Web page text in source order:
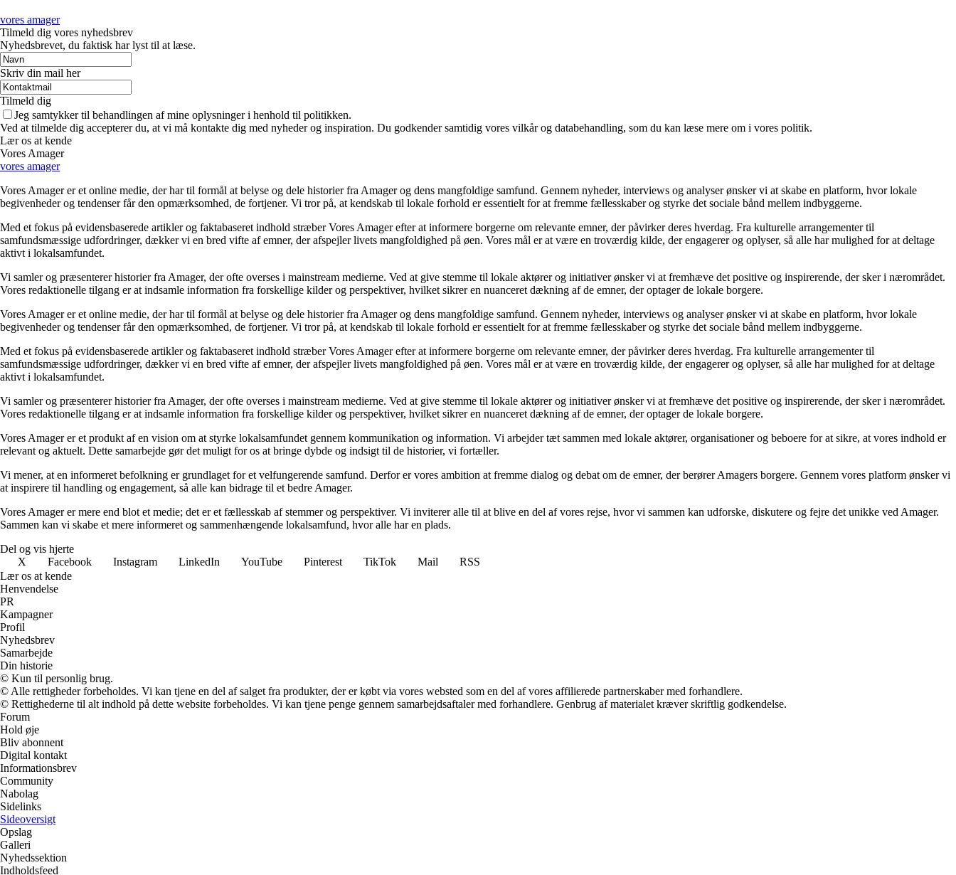
vores amager
Tilmeld dig vores nyhedsbrev
Nyhedsbrevet, du faktisk har lyst til at læse.
Skriv din mail her
Tilmeld dig
Jeg samtykker til behandlingen af mine oplysninger i henhold til politikken.
Ved at tilmelde dig accepterer du, at vi må kontakte dig med nyheder og inspiration. Du godkender samtidig vores vilkår og databehandling, som du kan læse mere om i vores politik.
Lær os at kende
Vores Amager
vores amager
Vores Amager er et online medie, der har til formål at belyse og dele historier fra Amager og dens mangfoldige samfund. Gennem nyheder, interviews og analyser ønsker vi at skabe en platform, hvor lokale
begivenheder og tendenser får den opmærksomhed, de fortjener. Vi tror på, at kendskab til lokale forhold er essentielt for at fremme fællesskaber og styrke det sociale bånd mellem indbyggerne.
Med et fokus på evidensbaserede artikler og faktabaseret indhold stræber Vores Amager efter at informere borgerne om relevante emner, der påvirker deres hverdag. Fra kulturelle arrangementer til
samfundsmæssige udfordringer, dækker vi en bred vifte af emner, der afspejler livets mangfoldighed på øen. Vores mål er at være en troværdig kilde, der engagerer og oplyser, så alle har mulighed for at deltage
aktivt i lokalsamfundet.
Vi samler og præsenterer historier fra Amager, der ofte overses i mainstream medierne. Ved at give stemme til lokale aktører og initiativer ønsker vi at fremhæve det positive og inspirerende, der sker i nærområdet.
Vores redaktionelle tilgang er at indsamle information fra forskellige kilder og perspektiver, hvilket sikrer en nuanceret dækning af de emner, der optager de lokale borgere.
Vores Amager er et online medie, der har til formål at belyse og dele historier fra Amager og dens mangfoldige samfund. Gennem nyheder, interviews og analyser ønsker vi at skabe en platform, hvor lokale
begivenheder og tendenser får den opmærksomhed, de fortjener. Vi tror på, at kendskab til lokale forhold er essentielt for at fremme fællesskaber og styrke det sociale bånd mellem indbyggerne.
Med et fokus på evidensbaserede artikler og faktabaseret indhold stræber Vores Amager efter at informere borgerne om relevante emner, der påvirker deres hverdag. Fra kulturelle arrangementer til
samfundsmæssige udfordringer, dækker vi en bred vifte af emner, der afspejler livets mangfoldighed på øen. Vores mål er at være en troværdig kilde, der engagerer og oplyser, så alle har mulighed for at deltage
aktivt i lokalsamfundet.
Vi samler og præsenterer historier fra Amager, der ofte overses i mainstream medierne. Ved at give stemme til lokale aktører og initiativer ønsker vi at fremhæve det positive og inspirerende, der sker i nærområdet.
Vores redaktionelle tilgang er at indsamle information fra forskellige kilder og perspektiver, hvilket sikrer en nuanceret dækning af de emner, der optager de lokale borgere.
Vores Amager er et produkt af en vision om at styrke lokalsamfundet gennem kommunikation og information. Vi arbejder tæt sammen med lokale aktører, organisationer og beboere for at sikre, at vores indhold er
relevant og aktuelt. Dette samarbejde gør det muligt for os at bringe dybde og indsigt til de historier, vi fortæller.
Vi mener, at en informeret befolkning er grundlaget for et velfungerende samfund. Derfor er vores ambition at fremme dialog og debat om de emner, der berører Amagers borgere. Gennem vores platform ønsker vi
at inspirere til handling og engagement, så alle kan bidrage til et bedre Amager.
Vores Amager er mere end blot et medie; det er et fællesskab af stemmer og perspektiver. Vi inviterer alle til at blive en del af vores rejse, hvor vi sammen kan udforske, diskutere og fejre det unikke ved Amager.
Sammen kan vi skabe et mere informeret og sammenhængende lokalsamfund, hvor alle har en plads.
Del og vis hjerte
X
Facebook Instagram LinkedIn YouTube Pinterest TikTok Mail
RSS
Lær os at kende
Henvendelse
PR
Kampagner
Profil
Nyhedsbrev
Samarbejde
Din historie
© Kun til personlig brug.
© Alle rettigheder forbeholdes. Vi kan tjene en del af salget fra produkter, der er købt via vores websted som en del af vores affilierede partnerskaber med forhandlere.
© Rettighederne til alt indhold på dette website forbeholdes. Vi kan tjene penge gennem samarbejdsaftaler med forhandlere. Genbrug af materialet kræver skriftlig godkendelse.
Forum
Hold øje
Bliv abonnent
Digital kontakt
Informationsbrev
Community
Nabolag
Sidelinks
Sideoversigt
Opslag
Galleri
Nyhedssektion
Indholdsfeed